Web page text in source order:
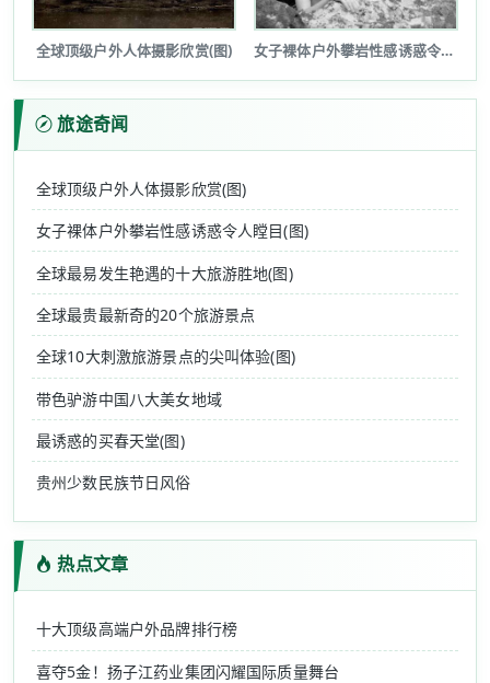
全球顶级户外人体摄影欣赏(图) 女子裸体户外攀岩性感诱惑令人瞠目(图...
旅途奇闻
全球顶级户外人体摄影欣赏(图)
女子裸体户外攀岩性感诱惑令人瞠目(图)
全球最易发生艳遇的十大旅游胜地(图)
全球最贵最新奇的20个旅游景点
全球10大刺激旅游景点的尖叫体验(图)
带色驴游中国八大美女地域
最诱惑的买春天堂(图)
贵州少数民族节日风俗
热点文章
十大顶级高端户外品牌排行榜
喜夺5金！扬子江药业集团闪耀国际质量舞台